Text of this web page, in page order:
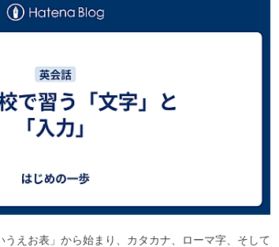
えお表」から始まり、カタカナ、ローマ字、そして